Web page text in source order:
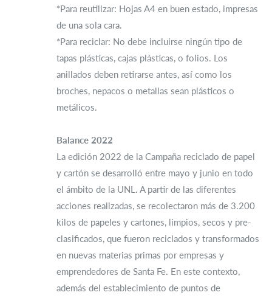
*Para reutilizar: Hojas A4 en buen estado, impresas
de una sola cara.
*Para reciclar: No debe incluirse ningún tipo de
tapas plásticas, cajas plásticas, o folios. Los
anillados deben retirarse antes, así como los
broches, nepacos o metallas sean plásticos o
metálicos.
Balance 2022
La edición 2022 de la Campaña reciclado de papel
y cartón se desarrolló entre mayo y junio en todo
el ámbito de la UNL. A partir de las diferentes
acciones realizadas, se recolectaron más de 3.200
kilos de papeles y cartones, limpios, secos y pre-
clasificados, que fueron reciclados y transformados
en nuevas materias primas por empresas y
emprendedores de Santa Fe. En este contexto,
además del establecimiento de puntos de